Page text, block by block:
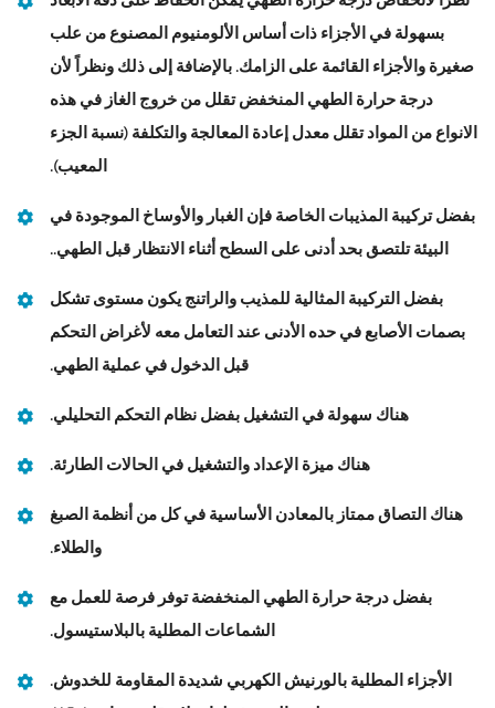
بسهولة في الأجزاء ذات أساس الألومنيوم المصنوع من علب
صغيرة والأجزاء القائمة على الزامك. بالإضافة إلى ذلك ونظراً لأن
درجة حرارة الطهي المنخفض تقلل من خروج الغاز في هذه
الانواع من المواد تقلل معدل إعادة المعالجة والتكلفة (نسبة الجزء
المعيب).
بفضل تركيبة المذيبات الخاصة فإن الغبار والأوساخ الموجودة في
البيئة تلتصق بحد أدنى على السطح أثناء الانتظار قبل الطهي..
بفضل التركيبة المثالية للمذيب والراتنج يكون مستوى تشكل
بصمات الأصابع في حده الأدنى عند التعامل معه لأغراض التحكم
قبل الدخول في عملية الطهي.
هناك سهولة في التشغيل بفضل نظام التحكم التحليلي.
هناك ميزة الإعداد والتشغيل في الحالات الطارئة.
هناك التصاق ممتاز بالمعادن الأساسية في كل من أنظمة الصبغ
والطلاء.
بفضل درجة حرارة الطهي المنخفضة توفر فرصة للعمل مع
الشماعات المطلية بالبلاستيسول.
الأجزاء المطلية بالورنيش الكهربي شديدة المقاومة للخدوش.